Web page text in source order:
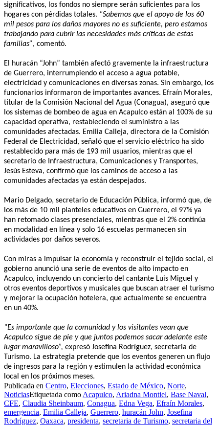
significativos, los fondos no siempre serán suficientes para los
hogares con pérdidas totales. “Sabemos que el apoyo de los 60
mil pesos para los daños mayores no es suficiente, pero estamos
trabajando para cubrir las necesidades más críticas de estas
familias”, comentó.
El huracán “John” también afectó gravemente la infraestructura
de Guerrero, interrumpiendo el acceso a agua potable,
electricidad y comunicaciones en diversas zonas. Sin embargo, los
funcionarios informaron de importantes avances. Efraín Morales,
titular de la Comisión Nacional del Agua (Conagua), aseguró que
los sistemas de bombeo de agua en Acapulco están al 100% de su
capacidad operativa, restableciendo el suministro a las
comunidades afectadas. Emilia Calleja, directora de la Comisión
Federal de Electricidad, señaló que el servicio eléctrico ha sido
restablecido para más de 193 mil usuarios, mientras que el
secretario de Infraestructura, Comunicaciones y Transportes,
Jesús Esteva, confirmó que los caminos de acceso a las
comunidades afectadas ya están despejados.
Mario Delgado, secretario de Educación Pública, informó que, de
los más de 10 mil planteles educativos en Guerrero, el 97% ya
han retomado clases presenciales, mientras que el 2% continúa
en modalidad en línea y solo 16 escuelas permanecen sin
actividades por daños severos.
Con miras a impulsar la economía y reconstruir el tejido social, el
gobierno anunció una serie de eventos de alto impacto en
Acapulco, incluyendo un concierto del cantante Luis Miguel y
otros eventos deportivos y musicales que buscan atraer el turismo
y mejorar la ocupación hotelera, que actualmente se encuentra
en un 40%.
“Es importante que la comunidad y los visitantes vean que
Acapulco sigue de pie y que juntos podemos sacar adelante este
lugar maravilloso”, expresó Josefina Rodríguez, secretaria de
Turismo. La estrategia pretende que los eventos generen un flujo
de ingresos para la región y estimulen la actividad económica
local en los próximos meses.
Publicada en Centro, Elecciones, Estado de México, Norte,
NoticiasEtiquetada como Acapulco, Ariadna Montiel, Base Naval,
CFE, Claudia Sheinbaum, Conagua, Edna Vega, Efraín Morales,
emergencia, Emilia Calleja, Guerrero, huracán John, Josefina
Rodríguez, Oaxaca, presidenta, secretaria de Turismo, secretaria del